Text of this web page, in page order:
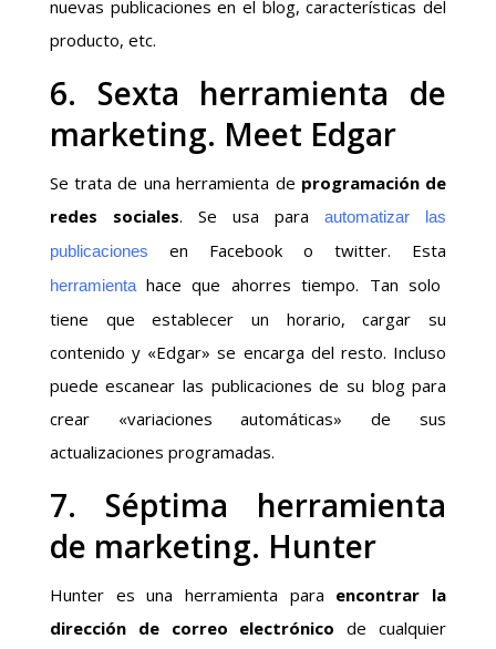
nuevas publicaciones en el blog, características del
producto, etc.
6. Sexta herramienta de
marketing. Meet Edgar
Se trata de una herramienta de programación de
redes sociales. Se usa paraautomatizar las
publicaciones en Facebook o twitter. Esta
herramientahace que ahorres tiempo. Tan solo
tiene que establecer un horario, cargar su
contenido y «Edgar» se encarga del resto. Incluso
puede escanear las publicaciones de su blog para
crear «variaciones automáticas» de sus
actualizaciones programadas.
7. Séptima herramienta
de marketing. Hunter
Hunter es una herramienta para encontrar la
dirección de correo electrónico de cualquier